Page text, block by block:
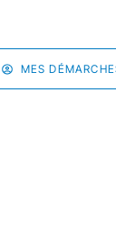
MES